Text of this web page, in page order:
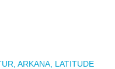
ARKANA, LATITUDE